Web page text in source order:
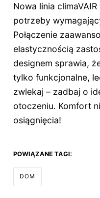
Nowa linia
potrzeby
Połączenie
elastycznością
designem sprawia,
tylko funkcjonalne,
zwlekaj – zadbaj o
otoczeniu. Komfort
osiągnięcia!
POWIĄZANE TAGI:
DOM